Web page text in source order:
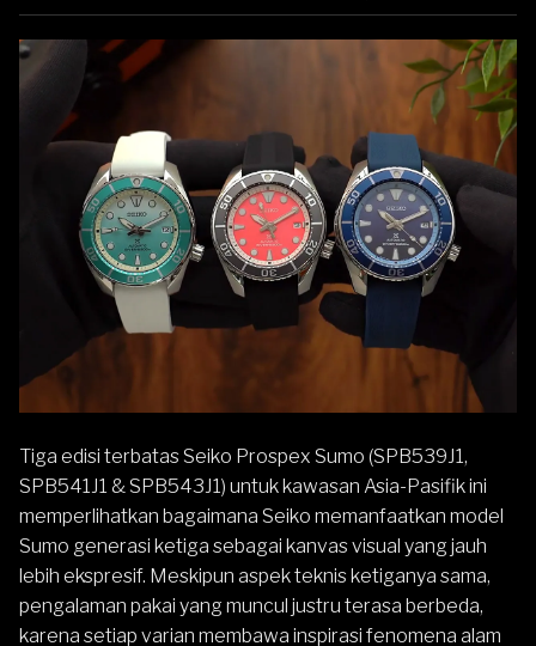
Tiga edisi terbatas Seiko Prospex Sumo (SPB539J1,
SPB541J1 & SPB543J1) untuk kawasan Asia-Pasifik ini
memperlihatkan bagaimana Seiko memanfaatkan model
Sumo generasi ketiga sebagai kanvas visual yang jauh
lebih ekspresif. Meskipun aspek teknis ketiganya sama,
pengalaman pakai yang muncul justru terasa berbeda,
karena setiap varian membawa inspirasi fenomena alam